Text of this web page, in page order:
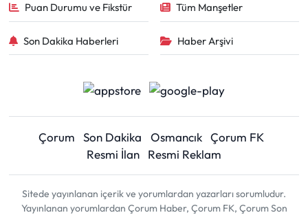
Puan Durumu ve Fikstür Tüm Manşetler
Son Dakika Haberleri Haber Arşivi
Çorum Son Dakika Osmancık Çorum FK
Resmi İlan
Resmi Reklam
Sitede yayınlanan içerik ve yorumlardan yazarları sorumludur.
Yayınlanan yorumlardan Çorum Haber, Çorum FK, Çorum Son